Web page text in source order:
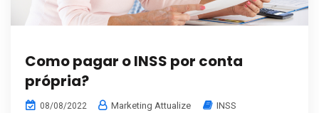
Como pagar o INSS por conta
própria?
08/08/2022 Marketing Attualize INSS